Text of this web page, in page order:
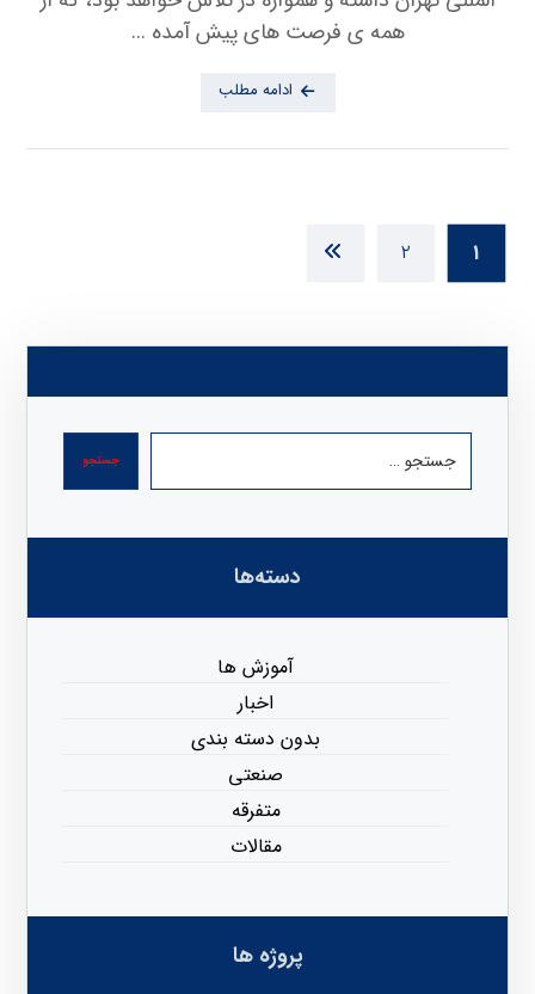
همه ی فرصت های پیش آمده ...
ادامه مطلب
۱ ۲
جستجو
دسته‌ها
آموزش ها
اخبار
بدون دسته بندی
صنعتی
متفرقه
مقالات
پروژه ها